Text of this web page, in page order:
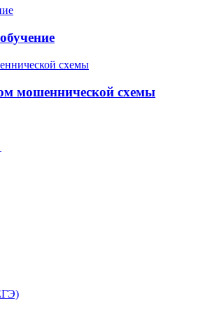
мошеннической схемы